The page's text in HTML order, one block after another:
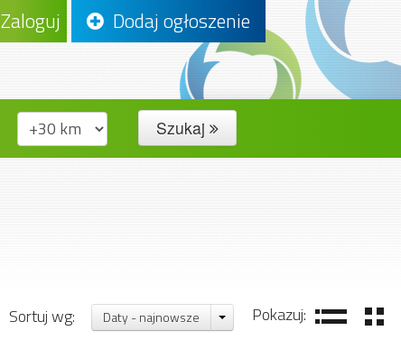
Zaloguj Dodaj ogłoszenie
Szukaj
Pokazuj:
Sortuj wg: Daty - najnowsze